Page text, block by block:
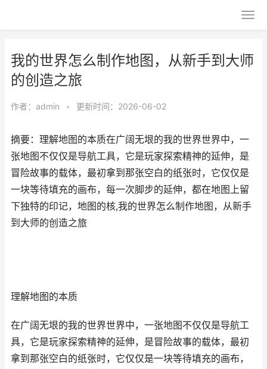
我的世界怎么制作地图，从新手到大师
的创造之旅
作者： admin • 更新时间：2026-06-02
摘要：理解地图的本质在广阔无垠的我的世界世界中，一
张地图不仅仅是导航工具，它是玩家探索精神的延伸，是
冒险故事的载体，最初拿到那张空白的纸张时，它仅仅是
一块等待填充的画布，每一次脚步的延伸，都在地图上留
下独特的印记，地图的核,我的世界怎么制作地图，从新手
到大师的创造之旅
理解地图的本质
在广阔无垠的我的世界世界中，一张地图不仅仅是导航工
具，它是玩家探索精神的延伸，是冒险故事的载体，最初
拿到那张空白的纸张时，它仅仅是一块等待填充的画布，